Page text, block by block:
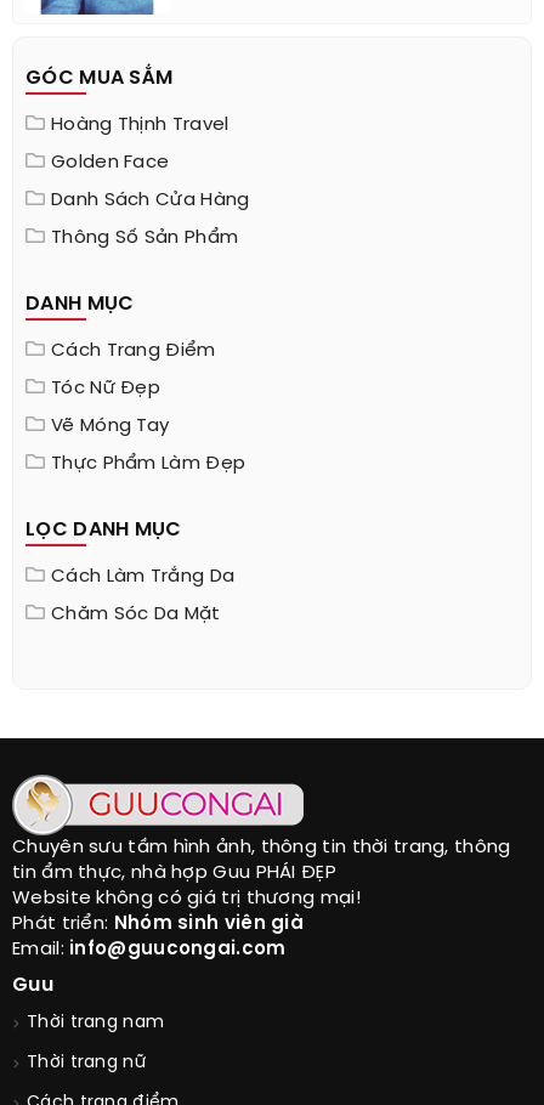
GÓC MUA SẮM
Hoàng Thịnh Travel
Golden Face
Danh Sách Cửa Hàng
Thông Số Sản Phẩm
DANH MỤC
Cách Trang Điểm
Tóc Nữ Đẹp
Vẽ Móng Tay
Thực Phẩm Làm Đẹp
LỌC DANH MỤC
Cách Làm Trắng Da
Chăm Sóc Da Mặt
Chuyên sưu tầm hình ảnh, thông tin thời trang, thông
tin ẩm thực, nhà hợp Guu PHÁI ĐẸP
Website không có giá trị thương mại!
Phát triển: Nhóm sinh viên già
Email: info@guucongai.com
Guu
Thời trang nam
Thời trang nữ